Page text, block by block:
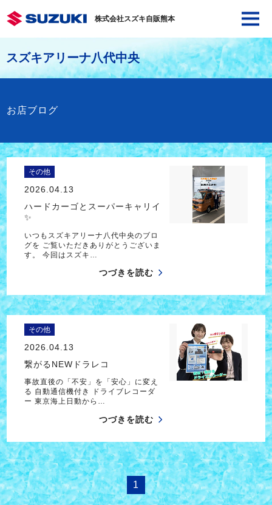
株式会社スズキ自販熊本
スズキアリーナ八代中央
お店ブログ
その他
2026.04.13
ハードカーゴとスーパーキャリイ
✨
いつもスズキアリーナ八代中央のブロ
グを ご覧いただきありがとうございま
す。 今回はスズキ…
つづきを読む
その他
2026.04.13
繋がるNEWドラレコ
事故直後の「不安」を「安心」に変え
る 自動通信機付き ドライブレコーダ
ー 東京海上日動から…
つづきを読む
1